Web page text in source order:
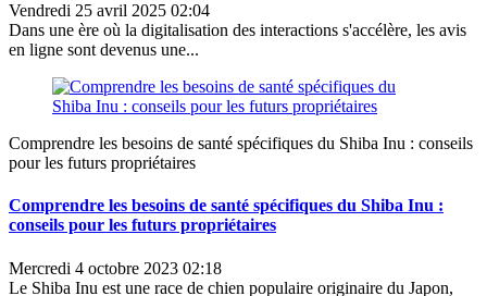
Vendredi 25 avril 2025 02:04
Dans une ère où la digitalisation des interactions s'accélère, les avis
en ligne sont devenus une...
Comprendre les besoins de santé spécifiques du Shiba Inu : conseils
pour les futurs propriétaires
Comprendre les besoins de santé spécifiques du Shiba Inu :
conseils pour les futurs propriétaires
Mercredi 4 octobre 2023 02:18
Le Shiba Inu est une race de chien populaire originaire du Japon,